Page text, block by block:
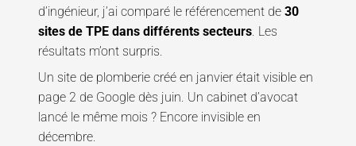
d’ingénieur, j’ai comparé le référencement de 30
sites de TPE dans différents secteurs. Les
résultats m’ont surpris.
Un site de plomberie créé en janvier était visible en
page 2 de Google dès juin. Un cabinet d’avocat
lancé le même mois ? Encore invisible en
décembre.